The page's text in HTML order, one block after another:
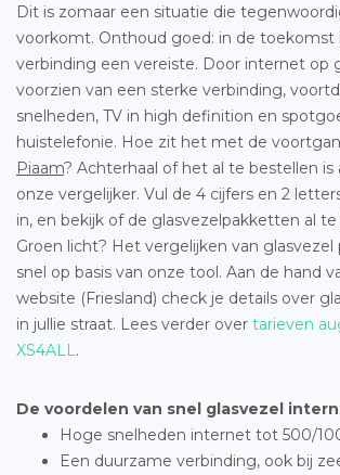
Dit is zomaar een situatie die
voorkomt. Onthoud goed: in de toekomst
verbinding een vereiste. Door internet op
voorzien van een sterke verbinding,
snelheden, TV in high definition en
huistelefonie. Hoe zit het met de
Piaam? Achterhaal of het al te bestellen is
onze vergelijker. Vul de 4 cijfers en 2
in, en bekijk of de glasvezelpakketten al te
Groen licht? Het vergelijken van
snel op basis van onze tool. Aan de hand
website (Friesland) check je details over
in jullie straat. Lees verder over tarieven
XS4ALL.
De voordelen van snel glasvezel
Hoge snelheden internet tot 500/
Een duurzame verbinding, ook bij